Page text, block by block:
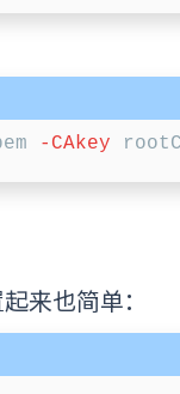
-CAkey
来也简单：